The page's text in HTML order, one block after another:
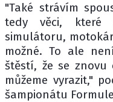
"Také strávím
tedy věci, které
simulátoru,
možné. To ale
štěstí, že se
můžeme vyrazit,"
šampionátu